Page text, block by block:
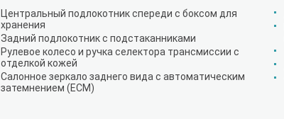
Центральный подлокотник спереди с боксом для
хранения
Задний подлокотник с подстаканниками
Рулевое колесо и ручка селектора трансмиссии с
отделкой кожей
Салонное зеркало заднего вида с автоматическим
затемнением (ECM)